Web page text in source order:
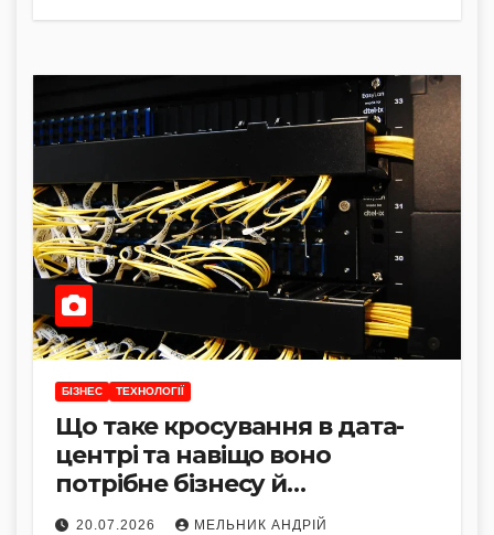
БІЗНЕС ТЕХНОЛОГІЇ
Що таке кросування в дата-
центрі та навіщо воно
потрібне бізнесу й
операторам
20.07.2026 МЕЛЬНИК АНДРІЙ